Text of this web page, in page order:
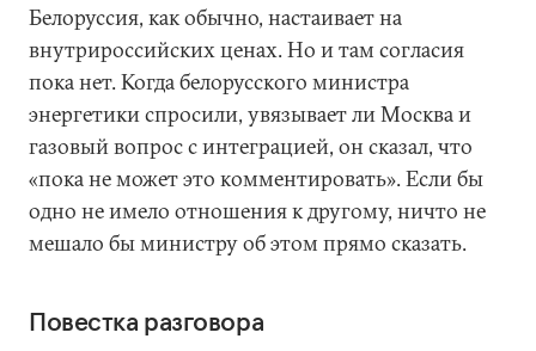
Белоруссия, как обычно, настаивает на
внутрироссийских ценах. Но и там согласия
пока нет. Когда белорусского министра
энергетики спросили, увязывает ли Москва и
газовый вопрос с интеграцией, он сказал, что
«пока не может это комментировать». Если бы
одно не имело отношения к другому, ничто не
мешало бы министру об этом прямо сказать.
Повестка разговора